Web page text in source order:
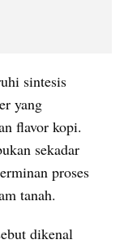
sintesis
yang
flavor kopi.
sekadar
proses
tanah.
dikenal